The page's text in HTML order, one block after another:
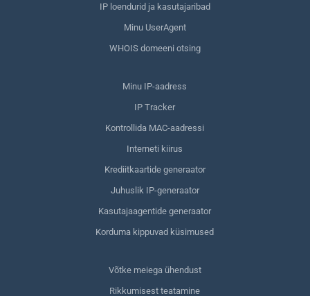
IP loendurid ja kasutajaribad
Minu UserAgent
WHOIS domeeni otsing
Minu IP-aadress
IP Tracker
Kontrollida MAC-aadressi
Interneti kiirus
Krediitkaartide generaator
Juhuslik IP-generaator
Kasutajaagentide generaator
Korduma kippuvad küsimused
Võtke meiega ühendust
Rikkumisest teatamine